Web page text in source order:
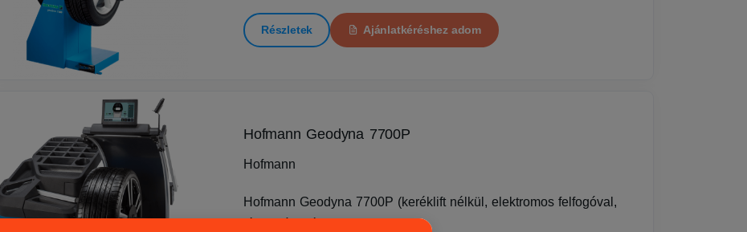
Részletek Ajánlatkéréshez adom
Hofmann Geodyna 7700P
Hofmann
Hofmann Geodyna 7700P (keréklift nélkül, elektromos felfogóval,